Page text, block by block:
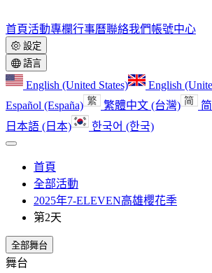
首頁活動專欄行事曆聯絡我們帳號中心
設定
語言
English (United States)
English
Español (España)
繁體中文 (台灣)
日本語 (日本)
한국어 (한국)
首頁
全部活動
2025年7-ELEVEN高雄櫻花季
第2天
全部舞台
舞台